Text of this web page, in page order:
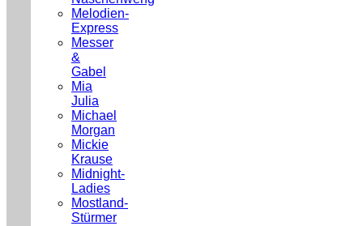
Melodien-
Express
Messer
&
Gabel
Mia
Julia
Michael
Morgan
Mickie
Krause
Midnight-
Ladies
Mostland-
Stürmer